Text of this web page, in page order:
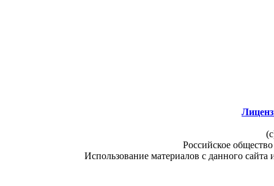
Российское
Использование материалов с данного